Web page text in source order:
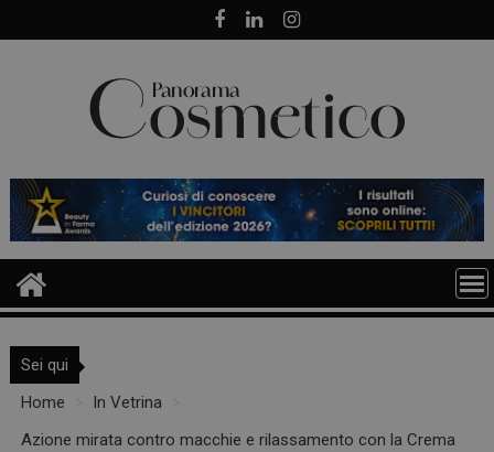
to
Sei qui
Home
In Vetrina
Azione mirata contro macchie e rilassamento con la Crema